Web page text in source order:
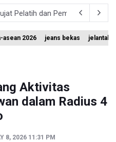
Pelatih dan Pemain Timnas
Raih 19 Medali di Gelaran
Penyisiran Korban KMP Mutiara
Kalah 1-3 Lawan Filipina
asean 2026 jeans bekas jelantah
Aktivitas
dalam Radius 4
8, 2026 11:31 PM